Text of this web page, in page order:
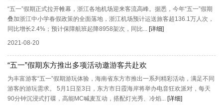
“五一”假期正式拉开帷幕，浙江各地机场迎来客流高峰。据悉，今年“五一”假期
叠加浙江中小学春假政策的全面落地，浙江机场预计运送旅客超136.1万人次，
同比增长2.4%；预计保障航班起降8958架次，同比... [详细]
2021-08-20
“五一”假期东方推出多项活动邀游客共赴欢
为丰富游客“五一”假期游玩体验，海南省东方市推出一系列精彩活动，满足不同
游客的游玩需求。 5月1日至3日，东方市日霞海岸将举办电音狂欢派对，每天
90分钟沉浸式打碟，高能MC喊麦互动，搭配灯光秀、冷焰... [详细]